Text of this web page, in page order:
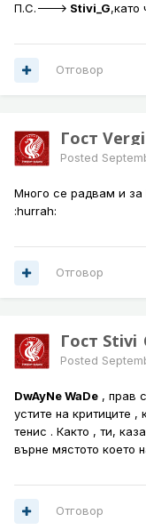
П.С.---> Stivi_G,като
Отговор
Гост
Posted
Много се радвам и за
:hurrah:
Отговор
Гост
Posted
DwAyNe WaDe , прав
устите на критиците
тенис . Както , ти,
върне мястото което
Отговор